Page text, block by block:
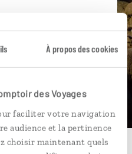
À propos des cookies
des Voyages
faciliter votre navigation
audience et la pertinence
choisir maintenant quels
UN DEVIS
un spécialiste Chili
65 09